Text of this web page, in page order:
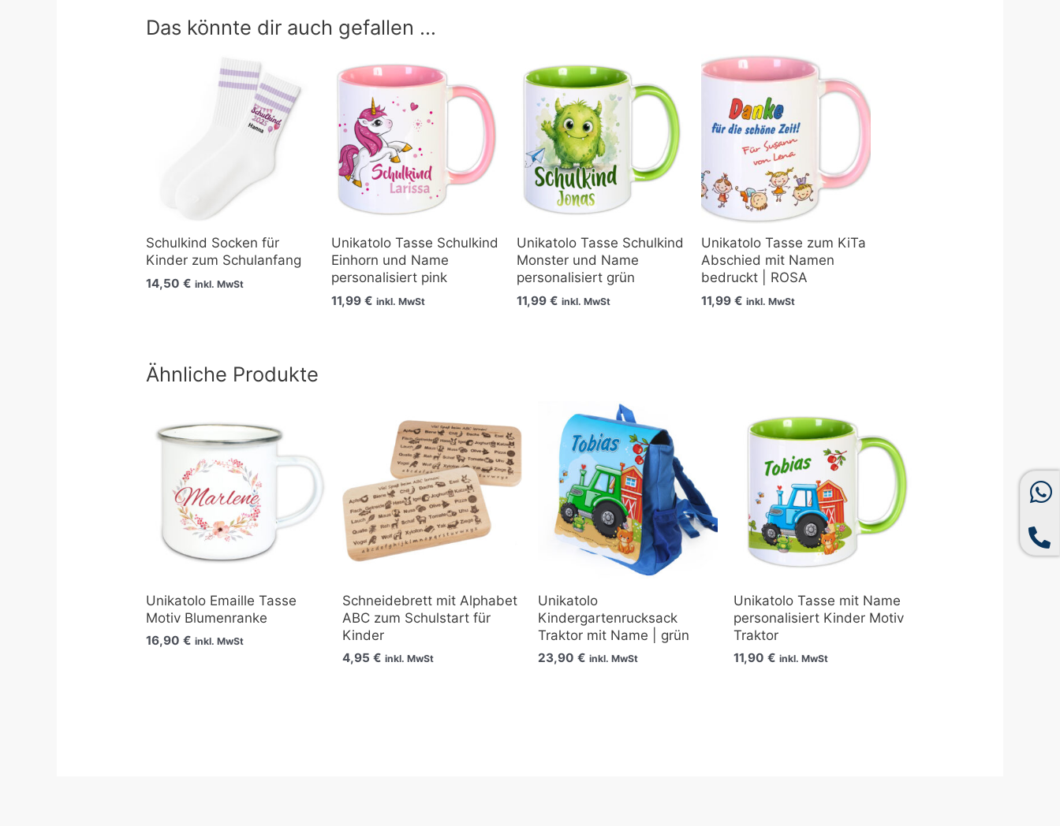
Das könnte dir auch gefallen …
Schulkind Socken für
Kinder zum Schulanfang
14,50€ inkl. MwSt
Unikatolo Tasse Schulkind
Einhorn und Name
personalisiert pink
11,99 € inkl. MwSt
Unikatolo Tasse Schulkind
Monster und Name
personalisiert grün
11,99 € inkl. MwSt
Unikatolo Tasse zum KiTa
Abschied mit Namen
bedruckt | ROSA
11,99€ inkl. MwSt
Ähnliche Produkte
Unikatolo Emaille Tasse
Motiv Blumenranke
16,90€ inkl. MwSt
Schneidebrett mit Alphabet
ABC zum Schulstart für
Kinder
4,95 € inkl. MwSt
Unikatolo
Kindergartenrucksack
Traktor mit Name | grün
23,90 € inkl. MwSt
Unikatolo Tasse mit Name
personalisiert Kinder Motiv
Traktor
11,90€ inkl. MwSt